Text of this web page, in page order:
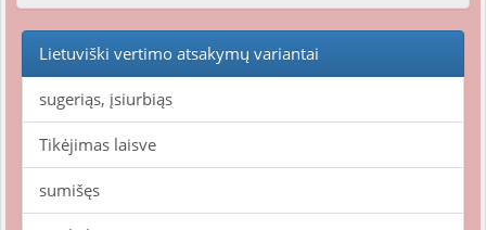
Lietuviški vertimo atsakymų variantai
sugeriąs, įsiurbiąs
Tikėjimas laisve
sumišęs